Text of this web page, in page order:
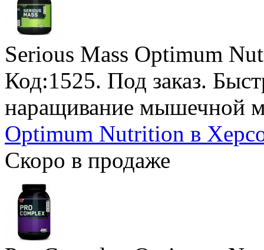
Serious Mass Optimum
Код:1525. Под заказ.
наращивание мышечной
Optimum Nutrition в
Скоро в продаже